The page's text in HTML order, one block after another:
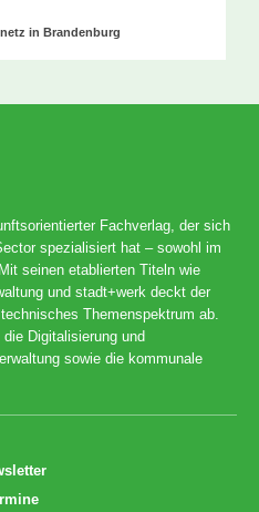
in Brandenburg
Fachverlag, der sich
spezialisiert hat – sowohl im
seinen etablierten Titeln wie
und stadt+werk deckt der
Themenspektrum ab.
Digitalisierung und
sowie die kommunale